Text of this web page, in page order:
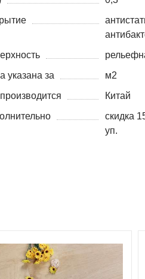
указана за
м2
Китай
скидка
уп.